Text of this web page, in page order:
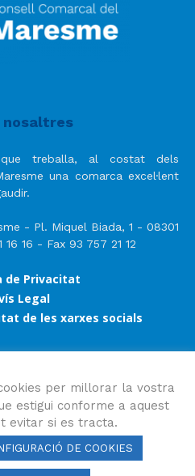
nosaltres
treballa, al costat dels
una comarca excel·lent
- Pl. Miquel Biada, 1 - 08301
16 - Fax 93 757 21 12
de Privacitat
Legal
de les xarxes socials
nosper millorar la vostra
estigui conforme a aquest
evitar si es tracta.
DE COOKIES